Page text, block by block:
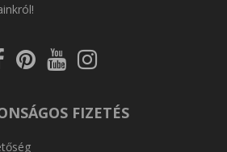
KövessKövess
en
Kövess
a
Kövess
az
FIZETÉS